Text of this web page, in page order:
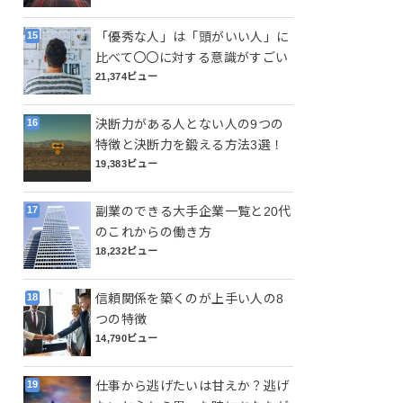
「優秀な人」は「頭がいい人」に
比べて〇〇に対する意識がすごい
21,374ビュー
決断力がある人とない人の9つの
特徴と決断力を鍛える方法3選！
19,383ビュー
副業のできる大手企業一覧と20代
のこれからの働き方
18,232ビュー
信頼関係を築くのが上手い人の8
つの特徴
14,790ビュー
仕事から逃げたいは甘えか？逃げ